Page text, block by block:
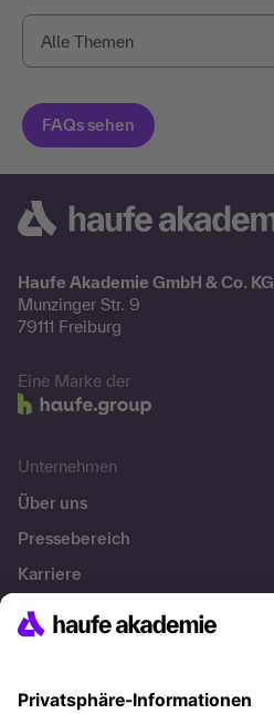
Haufe Akademie GmbH & Co. KG
Munzinger Str. 9
79111 Freiburg
Eine Marke der
Unternehmen
Über uns
Pressebereich
Karriere
Referenzen